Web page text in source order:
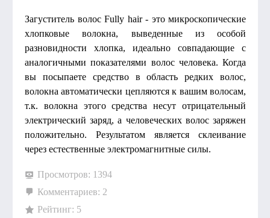
Загуститель волос Fully hair - это микроскопические
хлопковые волокна, выведенные из особой
разновидности хлопка, идеально совпадающие с
аналогичными показателями волос человека. Когда
вы посыпаете средство в область редких волос,
волокна автоматически цепляются к вашим волосам,
т.к. волокна этого средства несут отрицательный
электрический заряд, а человеческих волос заряжен
положительно. Результатом является склеивание
через естественные электромагнитные силы.
Просмотров: 1394
Комментариев: 2
Рейтинг: 5